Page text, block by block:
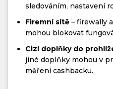
sledováním, nastavení
Firemní sítě – firewally
mohou blokovat
Cizí doplňky do
jiné doplňky mohou v
měření cashbacku.